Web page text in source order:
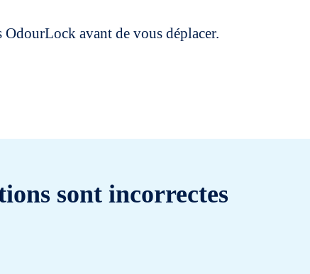
avant de vous déplacer.
sont incorrectes